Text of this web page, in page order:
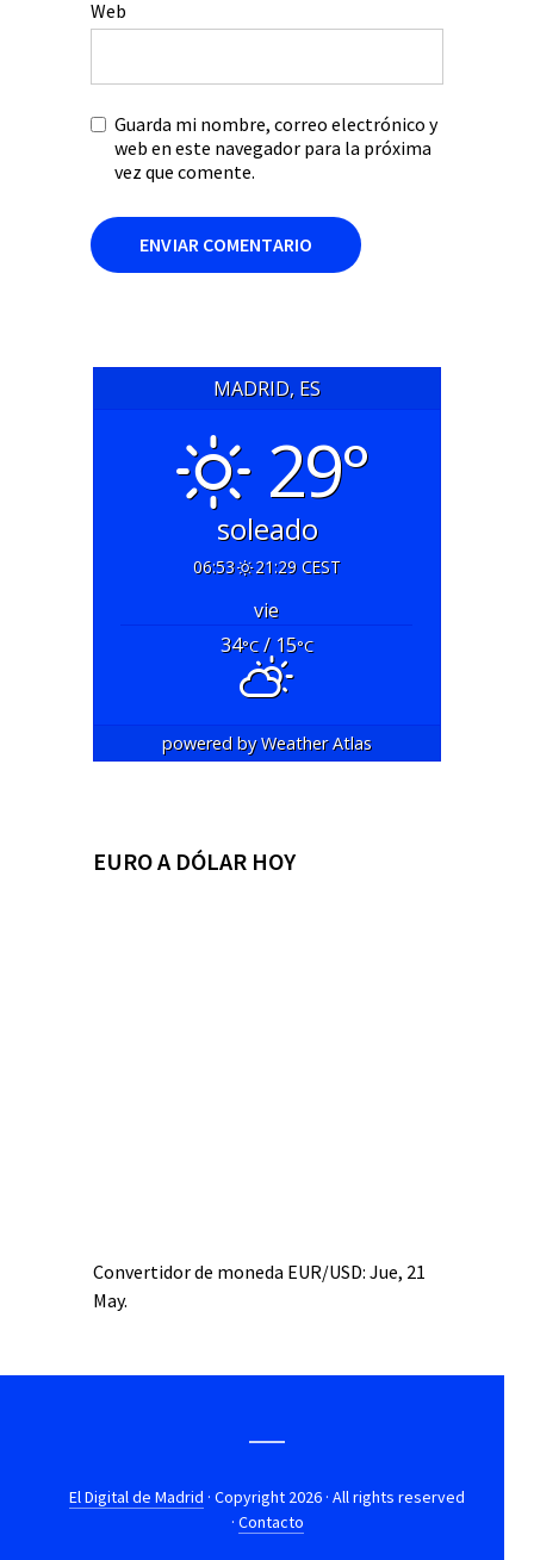
Web
Guarda mi nombre, correo electrónico y
web en este navegador para la próxima
vez que comente.
MADRID, ES
29°
soleado
06:53 21:29 CEST
vie
34°C/ 15°C
powered byWeather Atlas
EURO A DÓLAR HOY
Convertidor de moneda EUR/USD: Jue, 21
May.
El Digital de Madrid · Copyright 2026 · All rights reserved
· Contacto